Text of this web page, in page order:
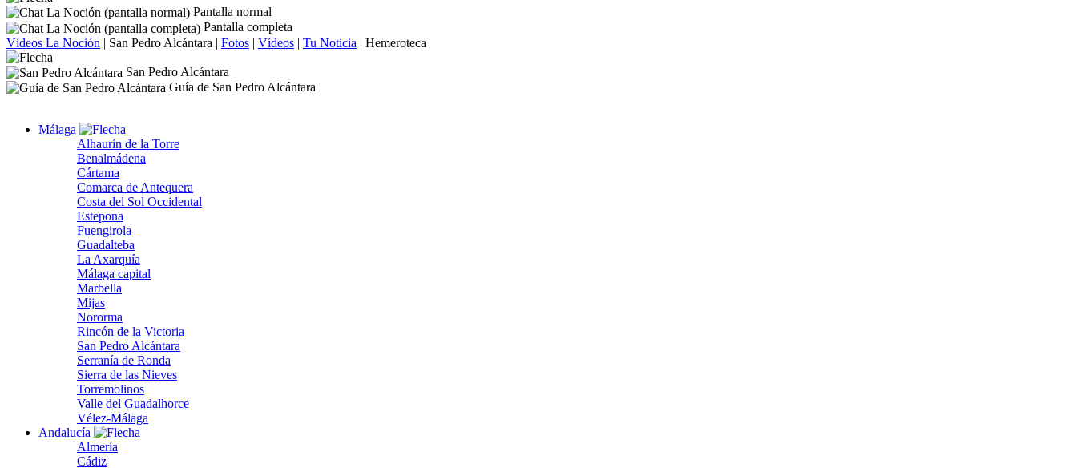
Pantalla normal
Pantalla completa
Vídeos La Noción | San Pedro Alcántara | Fotos | Vídeos | Tu Noticia | Hemeroteca
San Pedro Alcántara
Guía de San Pedro Alcántara
Málaga
Alhaurín de la Torre
Benalmádena
Cártama
Comarca de Antequera
Costa del Sol Occidental
Estepona
Fuengirola
Guadalteba
La Axarquía
Málaga capital
Marbella
Mijas
Nororma
Rincón de la Victoria
San Pedro Alcántara
Serranía de Ronda
Sierra de las Nieves
Torremolinos
Valle del Guadalhorce
Vélez-Málaga
Andalucía
Almería
Cádiz